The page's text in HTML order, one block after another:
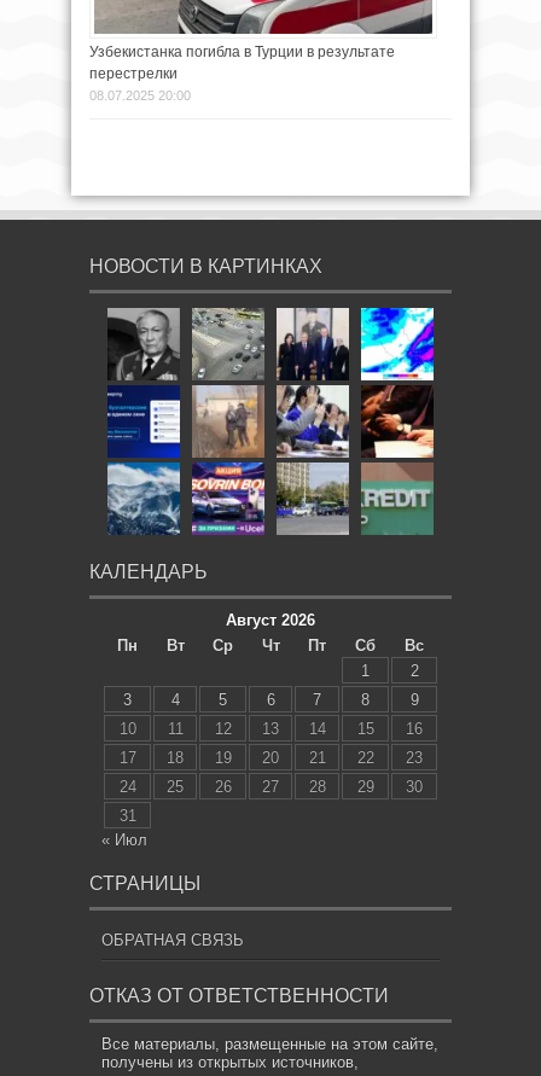
Узбекистанка погибла в Турции в результате
перестрелки
08.07.2025 20:00
НОВОСТИ В КАРТИНКАХ
КАЛЕНДАРЬ
Август 2026
Пн
Вт Ср Чт Пт Сб
Вс
1
2
3
4 5 6 7 8
9
10
11 12 13 14 15
16
17
18 19 20 21 22
23
24
25 26 27 28 29
30
31
« Июл
СТРАНИЦЫ
ОБРАТНАЯ СВЯЗЬ
ОТКАЗ ОТ ОТВЕТСТВЕННОСТИ
Все материалы, размещенные на этом сайте,
получены из открытых источников,